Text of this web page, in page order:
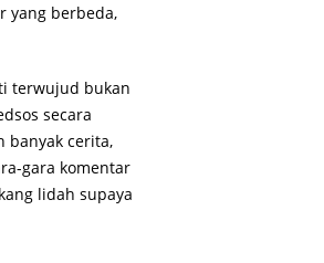
yang berbeda,
terwujud bukan
secara
banyak cerita,
gara komentar
lidah supaya